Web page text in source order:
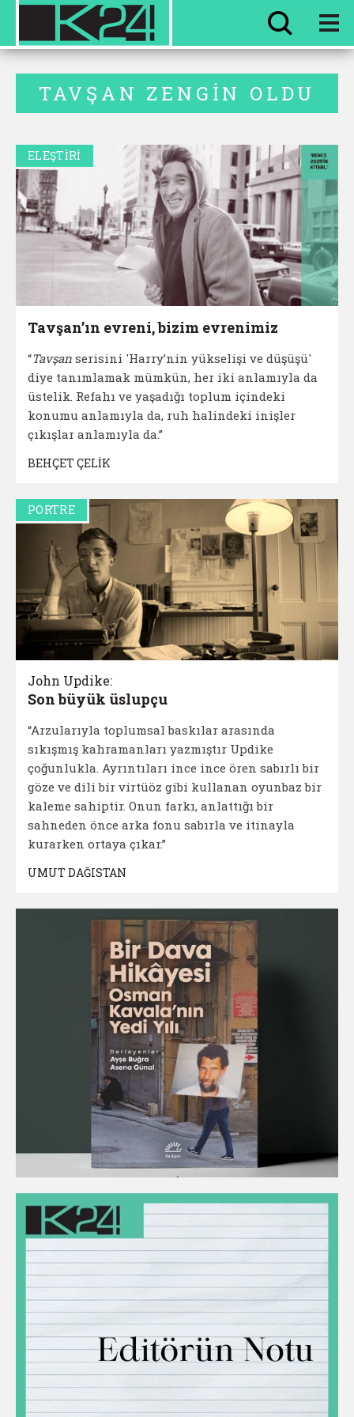
HER ŞEY
EVVEL ZAMAN
TAVŞAN ZENGIN OLDU
ELEŞTİRİ
Tavşan’ın evreni, bizim evrenimiz
“Tavşan serisini 'Harry’nin yükselişi ve düşüşü'
diye tanımlamak mümkün, her iki anlamıyla da
üstelik. Refahı ve yaşadığı toplum içindeki
konumu anlamıyla da, ruh halindeki inişler
çıkışlar anlamıyla da.”
BEHÇET ÇELİK
PORTRE
John Updike:
Son büyük üslupçu
“Arzularıyla toplumsal baskılar arasında
sıkışmış kahramanları yazmıştır Updike
çoğunlukla. Ayrıntıları ince ince ören sabırlı bir
göze ve dili bir virtüöz gibi kullanan oyunbaz bir
kaleme sahiptir. Onun farkı, anlattığı bir
sahneden önce arka fonu sabırla ve itinayla
kurarken ortaya çıkar.”
UMUT DAĞISTAN